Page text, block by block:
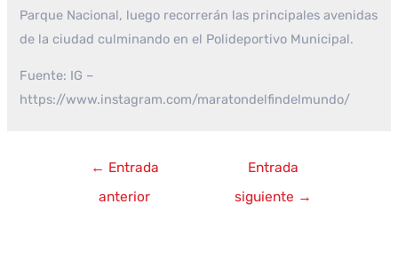
Parque Nacional, luego recorrerán las principales avenidas
de la ciudad culminando en el Polideportivo Municipal.
Fuente: IG –
https://www.instagram.com/maratondelfindelmundo/
Navegación
← Entrada
anterior
Entrada
siguiente →